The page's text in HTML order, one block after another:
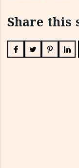
Share this